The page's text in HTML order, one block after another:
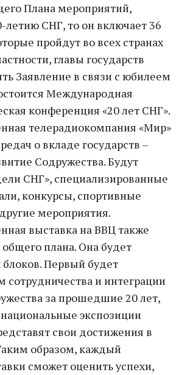
Плана мероприятий,
СНГ, то он включает 36
пройдут во всех странах
главы государств
Заявление в связи с юбилеем
Международная
конференция «20 лет СНГ».
телерадиокомпания «Мир»
о вкладе государств –
Содружества. Будут
СНГ», специализированные
конкурсы, спортивные
мероприятия.
выставка на ВВЦ также
плана. Она будет
блоков. Первый будет
сотрудничества и интеграции
за прошедшие 20 лет,
национальные экспозиции
свои достижения в
образом, каждый
сможет оценить успехи,